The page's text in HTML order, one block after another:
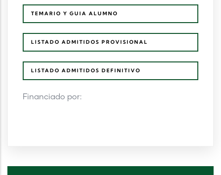
TEMARIO Y GUIA ALUMNO
LISTADO ADMITIDOS PROVISIONAL
LISTADO ADMITIDOS DEFINITIVO
Financiado por: